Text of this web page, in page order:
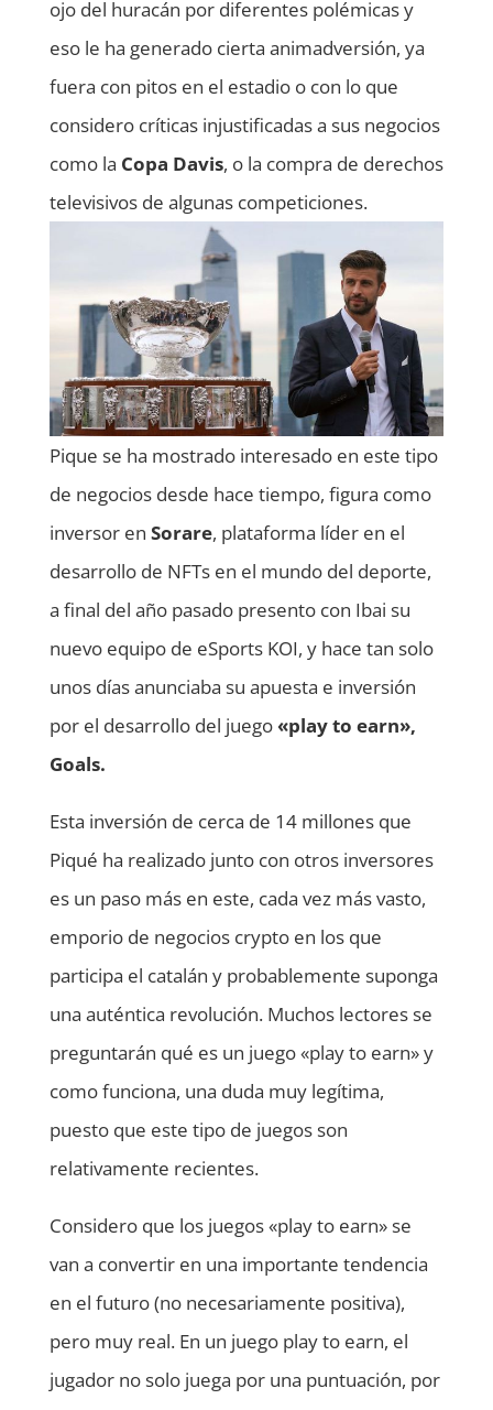
ojo del huracán por diferentes polémicas y
eso le ha generado cierta animadversión, ya
fuera con pitos en el estadio o con lo que
considero críticas injustificadas a sus negocios
como la Copa Davis, o la compra de derechos
televisivos de algunas competiciones.
Pique se ha mostrado interesado en este tipo
de negocios desde hace tiempo, figura como
inversor en Sorare, plataforma líder en el
desarrollo de NFTs en el mundo del deporte,
a final del año pasado presento con Ibai su
nuevo equipo de eSports KOI, y hace tan solo
unos días anunciaba su apuesta e inversión
por el desarrollo del juego «play to earn»,
Goals.
Esta inversión de cerca de 14 millones que
Piqué ha realizado junto con otros inversores
es un paso más en este, cada vez más vasto,
emporio de negocios crypto en los que
participa el catalán y probablemente suponga
una auténtica revolución. Muchos lectores se
preguntarán qué es un juego «play to earn» y
como funciona, una duda muy legítima,
puesto que este tipo de juegos son
relativamente recientes.
Considero que los juegos «play to earn» se
van a convertir en una importante tendencia
en el futuro (no necesariamente positiva),
pero muy real. En un juego play to earn, el
jugador no solo juega por una puntuación, por